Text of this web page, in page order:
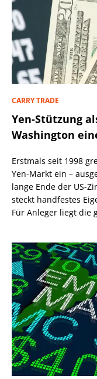
CARRY TRADE
Yen-Stützung
Washington
Erstmals seit 1998
Yen-Markt ein –
lange Ende der US-
steckt handfestes
Für Anleger liegt die